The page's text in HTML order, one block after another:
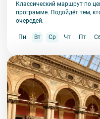
Классический маршрут по
программе. Подойдёт тем,
очередей.
Пн Вт Ср Чт Пт